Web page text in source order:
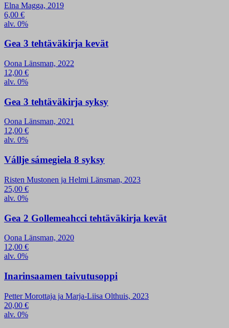
Elna Magga, 2019
6,00 €
alv. 0%
Gea 3 tehtäväkirja kevät
Oona Länsman, 2022
12,00 €
alv. 0%
Gea 3 tehtäväkirja syksy
Oona Länsman, 2021
12,00 €
alv. 0%
Vállje sámegiela 8 syksy
Risten Mustonen ja Helmi Länsman, 2023
25,00 €
alv. 0%
Gea 2 Gollemeahcci tehtäväkirja kevät
Oona Länsman, 2020
12,00 €
alv. 0%
Inarinsaamen taivutusoppi
Petter Morottaja ja Marja-Liisa Olthuis, 2023
20,00 €
alv. 0%